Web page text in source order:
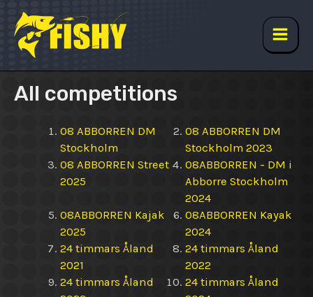
content
Main
All competitions
08 ABBORREN DM
Stockholm
08 ABBORREN DM
Stockholm 2023
08 ABBORREN Street
2025
08ABBORREN - DM i
Abborre Stockholm
2024
08ABBORREN Kajak
2025
08ABBORREN Kayak
2024
24 timmars Åland
2021
24 timmars Åland
2022
24 timmars Åland
24 timmars Åland